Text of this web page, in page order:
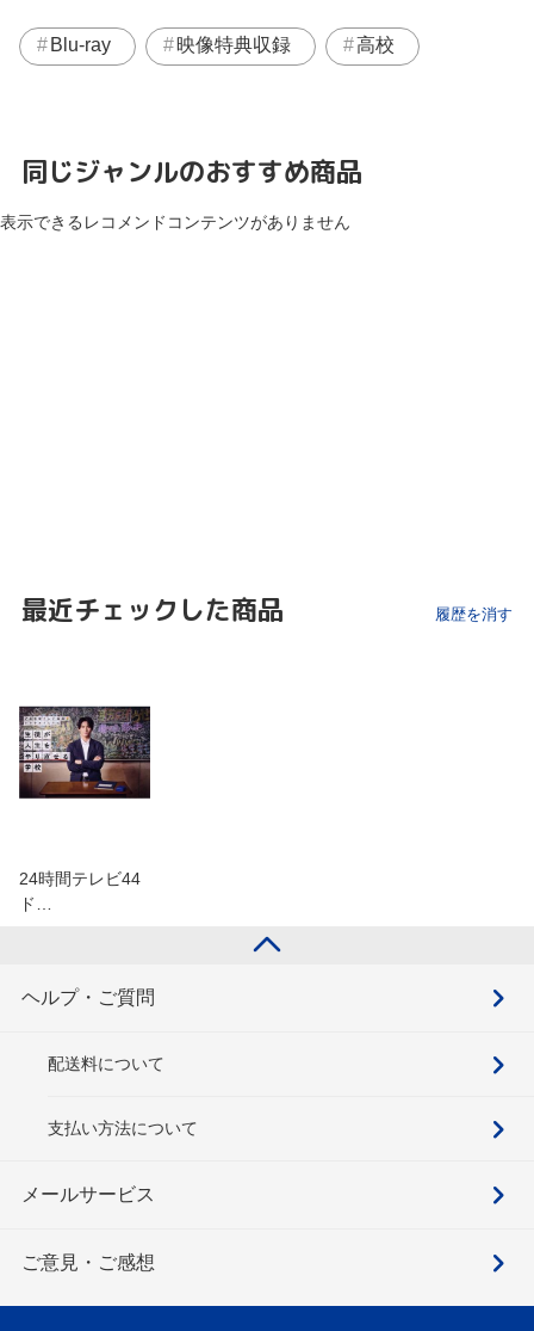
Blu-ray 映像特典収録 高校
同じジャンルのおすすめ商品
表示できるレコメンドコンテンツがありません
最近チェックした商品 履歴を消す
24時間テレビ44
ド…
ヘルプ・ご質問
配送料について
支払い方法について
メールサービス
ご意見・ご感想